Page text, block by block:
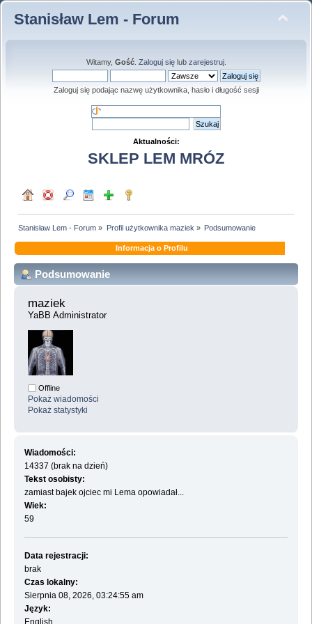
Stanisław Lem - Forum
Witamy, Gość. Zaloguj sięlub zarejestruj.
Zaloguj się podając nazwę użytkownika, hasło i długość sesji
Aktualności:
SKLEP LEM MRÓZ
Stanisław Lem - Forum » Profil użytkownika maziek » Podsumowanie
Informacja o Profilu
Podsumowanie
maziek
YaBB Administrator
Offline
Pokaż wiadomości
Pokaż statystyki
Wiadomości:
14337 (brak na dzień)
Tekst osobisty:
zamiast bajek ojciec mi Lema opowiadał...
Wiek:
59
Data rejestracji:
brak
Czas lokalny:
Sierpnia 08, 2026, 03:24:55 am
Język:
English